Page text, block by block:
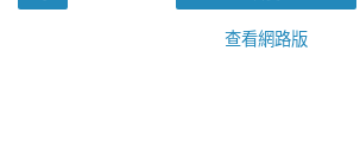
查看網路版